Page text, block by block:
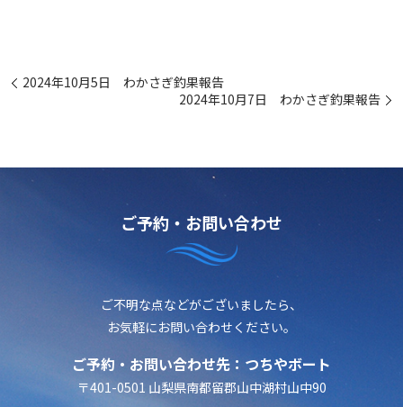
2024年10月5日 わかさぎ釣果報告
2024年10月7日 わかさぎ釣果報告
ご予約・お問い合わせ
ご不明な点などがございましたら、
お気軽にお問い合わせください。
ご予約・お問い合わせ先：つちやボート
〒401-0501 山梨県南都留郡山中湖村山中90